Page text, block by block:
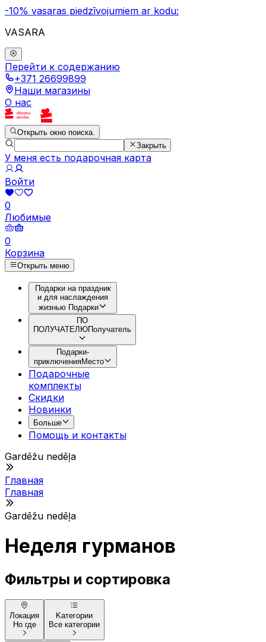
-10% vasaras piedzīvojumiem ar kodu:
VASARA
Перейти к содержанию
+371 26699899
Наши магазины
О нас
Открыть окно поиска.
Закрыть
У меня есть подарочная карта
Войти
0
Любимые
0
Корзина
Открыть меню
Подарки на праздник
и для наслаждения
жизнью Подарки
ПО
ПОЛУЧАТЕЛЮПолучатель
Подарки-
приключенияМесто
Подарочные
комплекты
Скидки
Новинки
Больше
Помощь и контакты
Gardēžu nedēļa
Главная
Главная
Gardēžu nedēļa
Неделя гурманов
Фильтры и сортировка
Локация
Но где
Kатегории
Все категории